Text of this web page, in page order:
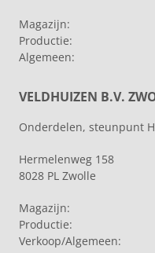
Magazijn:
Productie:
Algemeen:
VELDHUIZEN B.V.
Onderdelen, steunpunt
Hermelenweg 158
8028 PL Zwolle
Magazijn:
Productie:
Verkoop/Algemeen: